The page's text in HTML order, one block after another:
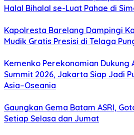
Halal Bihalal se-Luat Pahae di
Kapolresta Barelang Dampingi
Mudik Gratis Presisi di Telaga
Kemenko Perekonomian Dukung
Summit 2026, Jakarta Siap Jadi
Asia–Oseania
Gaungkan Gema Batam ASRI,
Setiap Selasa dan Jumat